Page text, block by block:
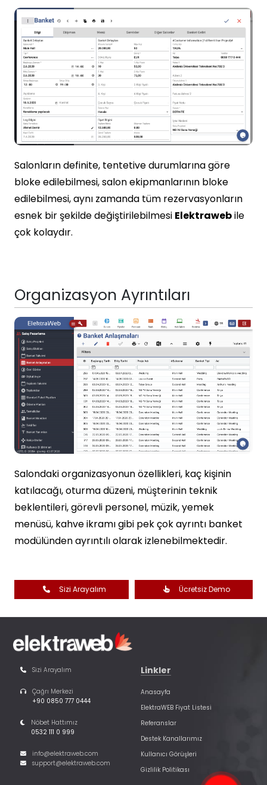
Salonların definite, tentetive durumlarına göre
bloke edilebilmesi, salon ekipmanlarının bloke
edilebilmesi, aynı zamanda tüm rezervasyonların
esnek bir şekilde değiştirilebilmesi Elektrawebile
çok kolaydır.
Organizasyon Ayrıntıları
Salondaki organizasyonun özellikleri, kaç kişinin
katılacağı, oturma düzeni, müşterinin teknik
beklentileri, görevli personel, müzik, yemek
menüsü, kahve ikramı gibi pek çok ayrıntı banket
modülünden ayrıntılı olarak izlenebilmektedir.
Sizi Arayalım Ücretsiz Demo
Sizi Arayalım
Çağrı Merkezi
+90 0850 777 0444
Nöbet Hattımız
0532 111 0 999
info@elektraweb.com
support@elektraweb.com
Linkler
Anasayfa
ElektraWEB Fiyat Listesi
Referanslar
Destek Kanallarımız
Kullanıcı Görüşleri
Gizlilik Politikası